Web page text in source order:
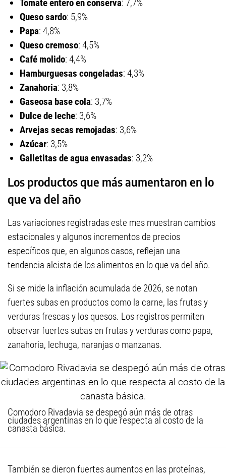
Tomate entero en conserva: 7,7%
Queso sardo: 5,9%
Papa: 4,8%
Queso cremoso: 4,5%
Café molido: 4,4%
Hamburguesas congeladas: 4,3%
Zanahoria: 3,8%
Gaseosa base cola: 3,7%
Dulce de leche: 3,6%
Arvejas secas remojadas: 3,6%
Azúcar: 3,5%
Galletitas de agua envasadas: 3,2%
Los productos que más aumentaron en lo
que va del año
Las variaciones registradas este mes muestran cambios
estacionales y algunos incrementos de precios
específicos que, en algunos casos, reflejan una
tendencia alcista de los alimentos en lo que va del año.
Si se mide la inflación acumulada de 2026, se notan
fuertes subas en productos como la carne, las frutas y
verduras frescas y los quesos. Los registros permiten
observar fuertes subas en frutas y verduras como papa,
zanahoria, lechuga, naranjas o manzanas.
Comodoro Rivadavia se despegó aún más de otras
ciudades argentinas en lo que respecta al costo de la
canasta básica.
También se dieron fuertes aumentos en las proteínas,